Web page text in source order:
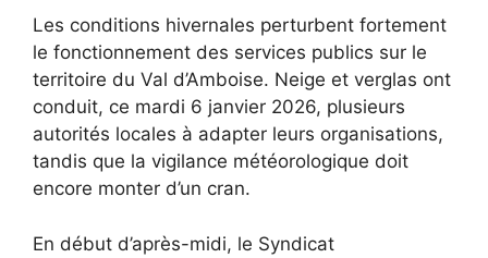
Les conditions hivernales perturbent fortement
le fonctionnement des services publics sur le
territoire du Val d’Amboise. Neige et verglas ont
conduit, ce mardi 6 janvier 2026, plusieurs
autorités locales à adapter leurs organisations,
tandis que la vigilance météorologique doit
encore monter d’un cran.
En début d’après-midi, le Syndicat